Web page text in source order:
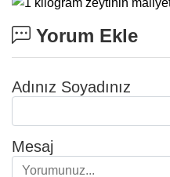
Yorum Ekle
Adınız Soyadınız
Mesaj